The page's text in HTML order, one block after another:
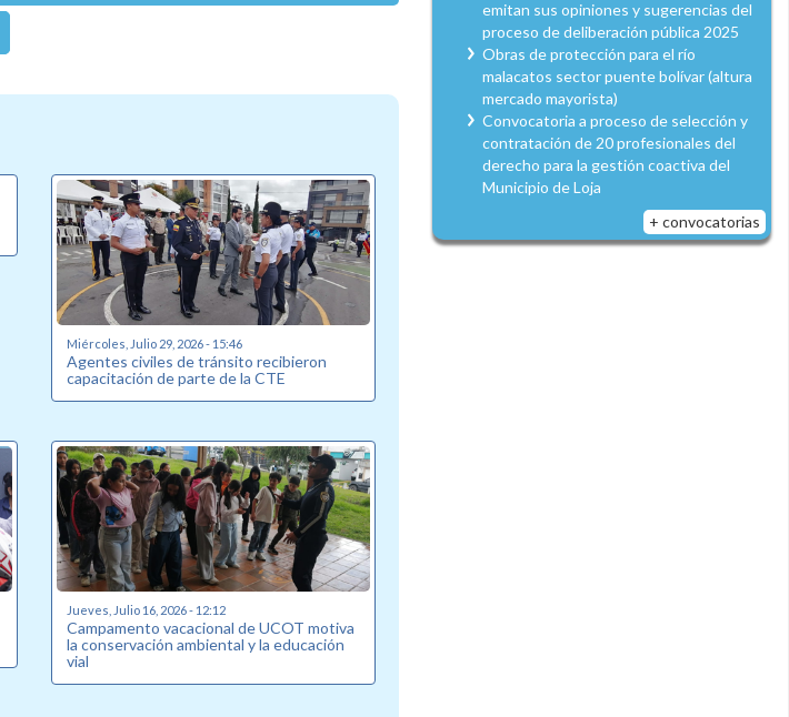
Miércoles, Julio 29, 2026 - 15:46
Agentes civiles de tránsito recibieron
capacitación de parte de la CTE
Jueves, Julio 16, 2026 - 12:12
Campamento vacacional de UCOT motiva
la conservación ambiental y la educación
vial
emitan sus opiniones y sugerencias del
proceso de deliberación pública 2025
Obras de protección para el río
malacatos sector puente bolívar (altura
mercado mayorista)
Convocatoria a proceso de selección y
contratación de 20 profesionales del
derecho para la gestión coactiva del
Municipio de Loja
+ convocatorias